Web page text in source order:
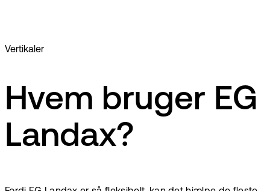
Vertikaler
Hvem bruger EG
Landax?